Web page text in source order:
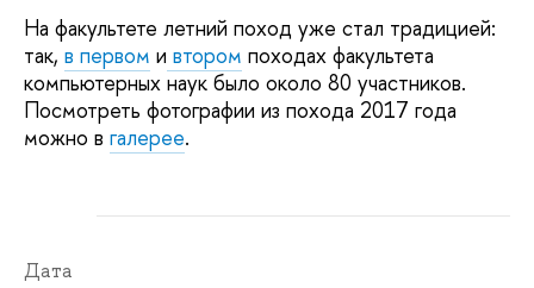
На факультете летний поход уже стал традицией:
так, в первом и втором походах факультета
компьютерных наук было около 80 участников.
Посмотреть фотографии из похода 2017 года
можно в галерее.
Дата